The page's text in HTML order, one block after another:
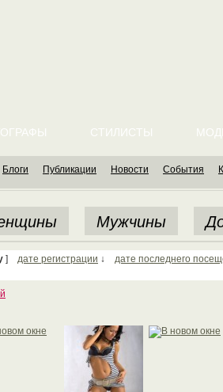
СТИЛИСТЫ
Блоги Публикации Новости События
Мужчины
] дате регистрации ↓ дате последнего